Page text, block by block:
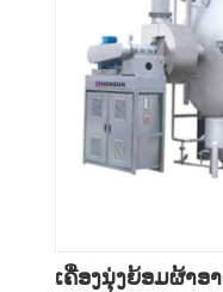
ເຄື່ອງນຸ່ງຍ້ອມຜ້າອ